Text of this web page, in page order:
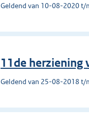
Geldend van 10-08-2020 t/
11de herziening
Geldend van 25-08-2018 t/